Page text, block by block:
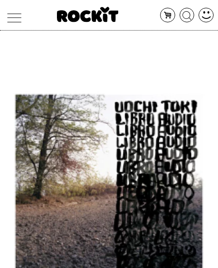
ARTISTI
SHOP
RADIO